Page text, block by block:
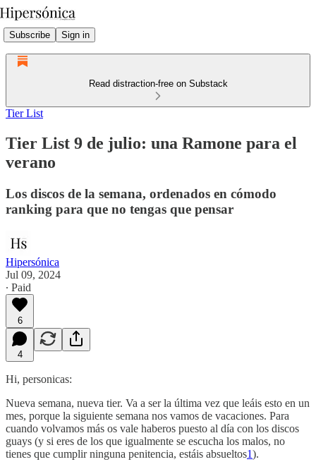
Subscribe Sign in
Read distraction-free on Substack
Tier List
Tier List 9 de julio: una Ramone para el
verano
Los discos de la semana, ordenados en cómodo
ranking para que no tengas que pensar
Hipersónica
Jul 09, 2024
∙ Paid
6
4
Hi, personicas:
Nueva semana, nueva tier. Va a ser la última vez que leáis esto en un
mes, porque la siguiente semana nos vamos de vacaciones. Para
cuando volvamos más os vale haberos puesto al día con los discos
guays (y si eres de los que igualmente se escucha los malos, no
tienes que cumplir ninguna penitencia, estáis absueltos1).